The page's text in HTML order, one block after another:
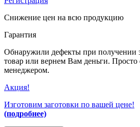
Снижение цен на всю продукцию
Гарантия
Обнаружили дефекты при получении
товар или вернем Вам деньги. Просто
менеджером.
Акция!
Изготовим заготовки по вашей цене!
(подробнее)